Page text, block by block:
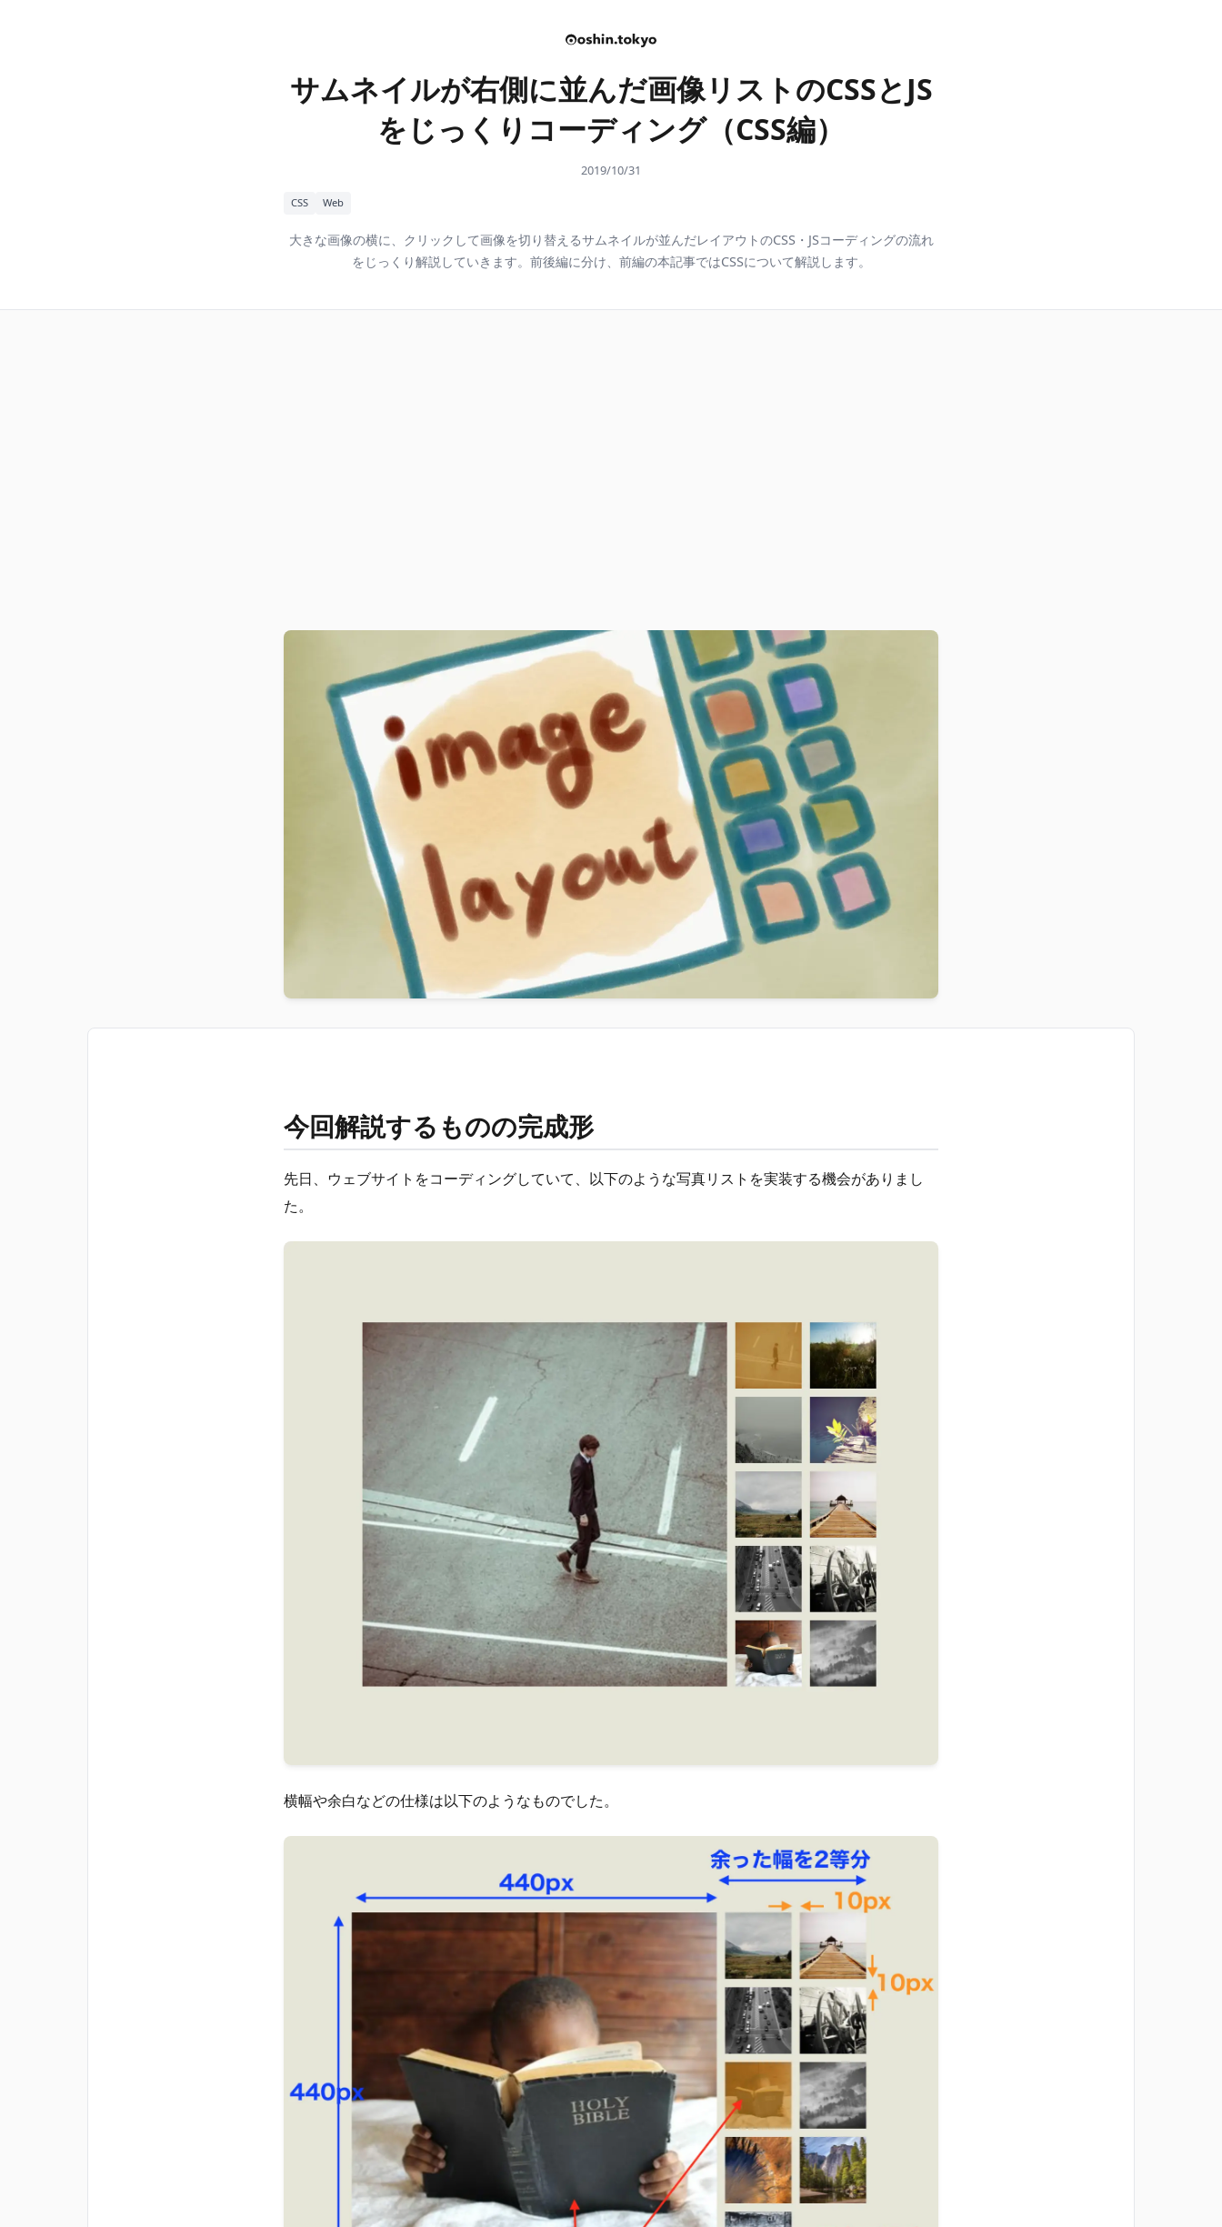
サムネイルが右側に並んだ画像リストのCSSとJS
をじっくりコーディング（CSS編）
2019/10/31
CSS Web
大きな画像の横に、クリックして画像を切り替えるサムネイルが並んだレイアウトのCSS・JSコーディングの流れ
をじっくり解説していきます。前後編に分け、前編の本記事ではCSSについて解説します。
今回解説するものの完成形
先日、ウェブサイトをコーディングしていて、以下のような写真リストを実装する機会がありまし
た。
横幅や余白などの仕様は以下のようなものでした。